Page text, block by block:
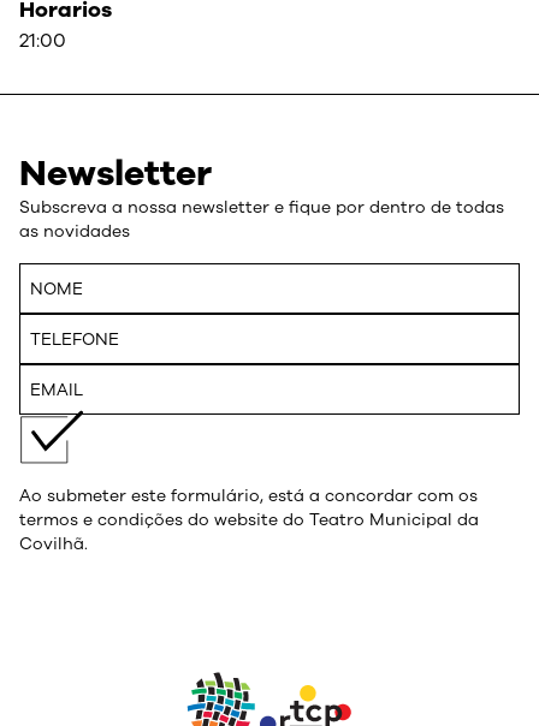
Horarios
21:00
Newsletter
Subscreva a nossa newsletter e fique por dentro de todas
as novidades
Ao submeter este formulário, está a concordar com os
termos e condições do website do Teatro Municipal da
Covilhã.